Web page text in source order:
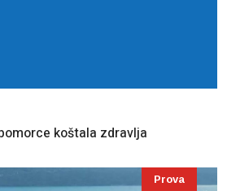
koštala zdravlja
Prova